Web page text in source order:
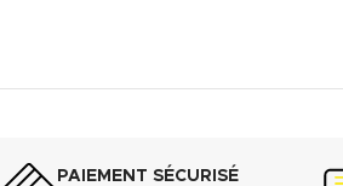
PAIEMENT SÉCURISÉ